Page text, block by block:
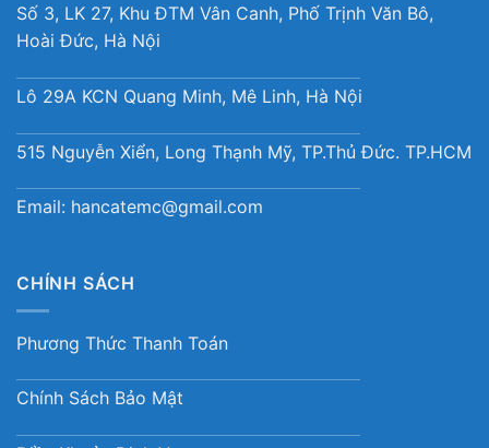
Số 3, LK 27, Khu ĐTM Vân Canh, Phố Trịnh Văn Bô,
Hoài Đức, Hà Nội
Lô 29A KCN Quang Minh, Mê Linh, Hà Nội
515 Nguyễn Xiển, Long Thạnh Mỹ, TP.Thủ Đức. TP.HCM
Email: hancatemc@gmail.com
CHÍNH SÁCH
Phương Thức Thanh Toán
Chính Sách Bảo Mật